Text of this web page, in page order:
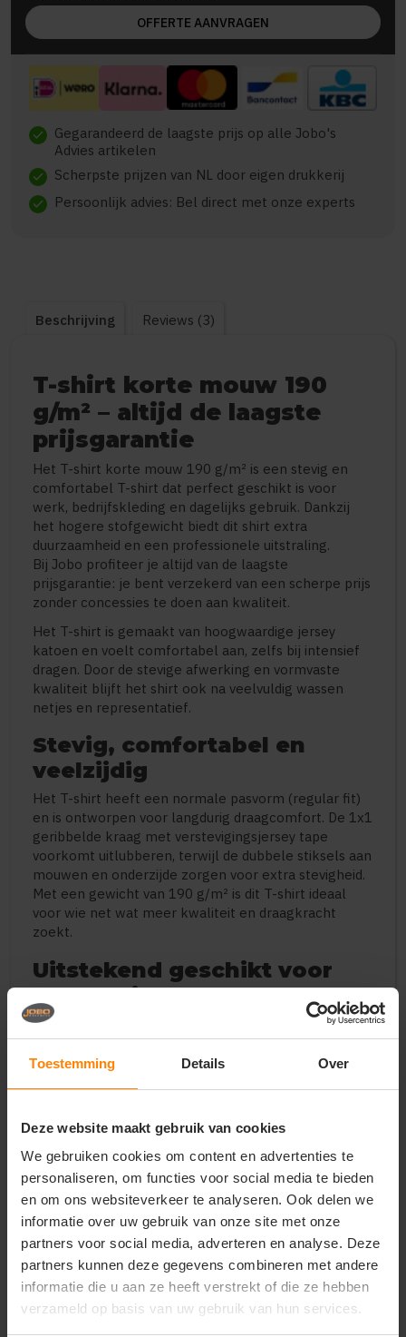
Toestemming Details Over
Deze website maakt gebruik van cookies
We gebruiken cookies om content en advertenties te
personaliseren, om functies voor social media te bieden
en om ons websiteverkeer te analyseren. Ook delen we
informatie over uw gebruik van onze site met onze
partners voor social media, adverteren en analyse. Deze
partners kunnen deze gegevens combineren met andere
informatie die u aan ze heeft verstrekt of die ze hebben
verzameld op basis van uw gebruik van hun services.
OFFERTE AANVRAGEN
check Gegarandeerd de laagste prijs op alle Jobo's
Advies artikelen
check Scherpste prijzen van NL door eigen drukkerij
check Persoonlijk advies: Bel direct met onze experts
Beschrijving Reviews (3)
T-shirt korte mouw 190
g/m² – altijd de laagste
prijsgarantie
Het T-shirt korte mouw 190 g/m² is een stevig en
comfortabel T-shirt dat perfect geschikt is voor
werk, bedrijfskleding en dagelijks gebruik. Dankzij
het hogere stofgewicht biedt dit shirt extra
duurzaamheid en een professionele uitstraling.
Bij Jobo profiteer je altijd van de laagste
prijsgarantie: je bent verzekerd van een scherpe prijs
zonder concessies te doen aan kwaliteit.
Het T-shirt is gemaakt van hoogwaardige jersey
katoen en voelt comfortabel aan, zelfs bij intensief
dragen. Door de stevige afwerking en vormvaste
kwaliteit blijft het shirt ook na veelvuldig wassen
netjes en representatief.
Stevig, comfortabel en
veelzijdig
Het T-shirt heeft een normale pasvorm (regular fit)
en is ontworpen voor langdurig draagcomfort. De 1x1
geribbelde kraag met verstevigingsjersey tape
voorkomt uitlubberen, terwijl de dubbele stiksels aan
mouwen en onderzijde zorgen voor extra stevigheid.
Met een gewicht van 190 g/m² is dit T-shirt ideaal
voor wie net wat meer kwaliteit en draagkracht
zoekt.
Uitstekend geschikt voor
bedrukking
Dit T-shirt is perfect voor bedrukking met logo, tekst
of ontwerp. De gladde jersey stof zorgt voor een
strak en professioneel resultaat. Ook bij bedrukte T-
Belangrijkste kenmerken
Altijd de laagste prijsgarantie op T-shirts en
bedrukking
190 g/m² jersey katoen: extra stevig en duurzaam
Comfortabele regular fit / normale snit
Geschikt voor werk, bedrijfskleding en
promotioneel gebruik
Buisvormig voor extra draagcomfort en
1x1 geribbelde kraag met verstevigingsjersey